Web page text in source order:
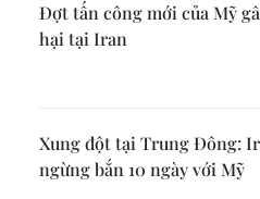
Đợt tấn công mới của Mỹ
hại tại Iran
Xung đột tại Trung Đông:
ngừng bắn 10 ngày với Mỹ